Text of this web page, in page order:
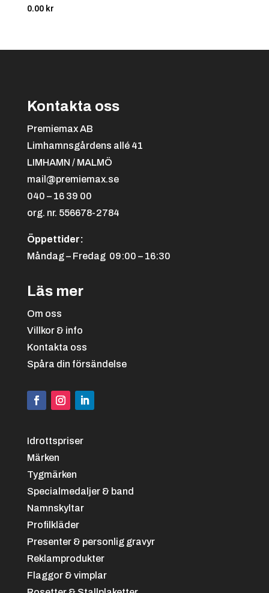
0.00 kr
Kontakta oss
Premiemax AB
Limhamnsgårdens allé 41
LIMHAMN / MALMÖ
mail@premiemax.se
040 – 16 39 00
org. nr. 556678-2784
Öppettider:
Måndag – Fredag 09:00 – 16:30
Läs mer
Om oss
Villkor & info
Kontakta oss
Spåra din försändelse
Idrottspriser
Märken
Tygmärken
Specialmedaljer & band
Namnskyltar
Profilkläder
Presenter & personlig gravyr
Reklamprodukter
Flaggor & vimplar